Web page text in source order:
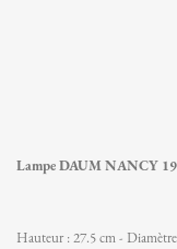
Lampe DAUM NANCY
Hauteur : 27.5 cm -